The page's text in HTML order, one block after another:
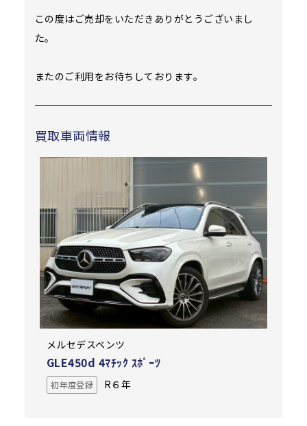
この度はご売却をいただきありがとうございまし
た。
またのご利用をお待ちしております。
買取車両情報
メルセデスベンツ
GLE450d 4ﾏﾁｯｸ ｽﾎﾟｰﾂ
初年度登録 R６年